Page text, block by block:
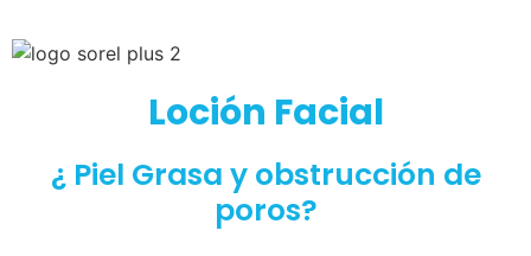
Loción Facial
¿ Piel Grasa y obstrucción de
poros?